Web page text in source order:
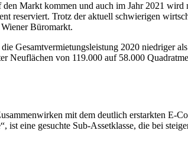
Markt kommen und auch im Jahr 2021
reserviert. Trotz der aktuell schwierigen
Büromarkt.
Gesamtvermietungsleistung 2020 niedriger
Neuflächen von 119.000 auf 58.000
mit dem deutlich erstarkten E-
eine gesuchte Sub-Assetklasse, die bei